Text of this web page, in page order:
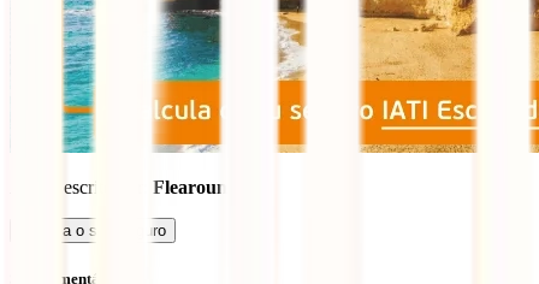
Artigo escrito por: Flearound
Calcula o seu seguro
Sem comentários